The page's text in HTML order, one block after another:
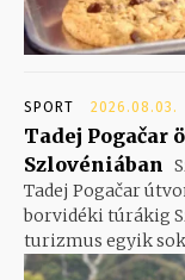
SPORT 2026.08.03.
Tadej Pogačar
Szlovéniában
Tadej Pogačar
borvidéki túrákig
turizmus egyik